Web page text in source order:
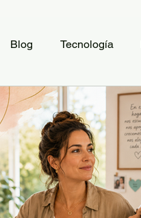
Blog Tecnología